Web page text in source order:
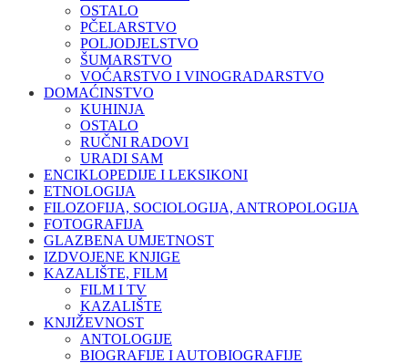
OSTALO
PČELARSTVO
POLJODJELSTVO
ŠUMARSTVO
VOĆARSTVO I VINOGRADARSTVO
DOMAĆINSTVO
KUHINJA
OSTALO
RUČNI RADOVI
URADI SAM
ENCIKLOPEDIJE I LEKSIKONI
ETNOLOGIJA
FILOZOFIJA, SOCIOLOGIJA, ANTROPOLOGIJA
FOTOGRAFIJA
GLAZBENA UMJETNOST
IZDVOJENE KNJIGE
KAZALIŠTE, FILM
FILM I TV
KAZALIŠTE
KNJIŽEVNOST
ANTOLOGIJE
BIOGRAFIJE I AUTOBIOGRAFIJE